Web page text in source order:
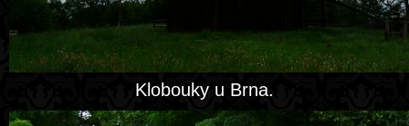
Klobouky u Brna.